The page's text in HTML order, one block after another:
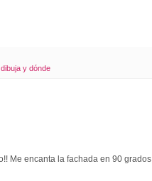
y dónde
Me encanta la fachada en 90